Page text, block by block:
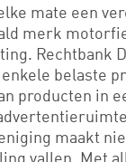
mate een
merk
Rechtbank
belaste
producten in
maakt
vallen. Met